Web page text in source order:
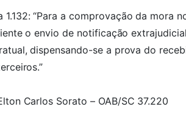
1.132: “Para a comprovação da
o envio de notificação
dispensando-se a prova do
Carlos Sorato – OAB/SC 37.220